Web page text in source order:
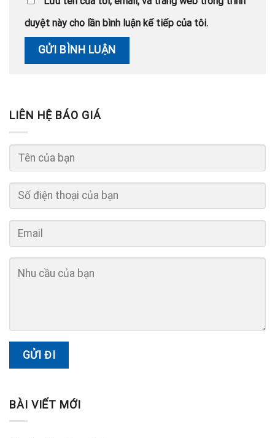
duyệt này cho lần bình luận kế tiếp của tôi.
LIÊN HỆ BÁO GIÁ
BÀI VIẾT MỚI